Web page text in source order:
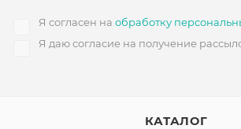
Я согласен на обработку
Я даю согласие на получение
КАТАЛОГ